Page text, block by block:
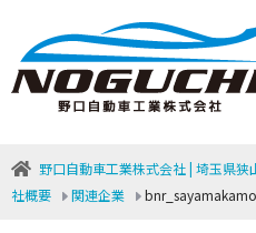
野口自動車工業株式会社 | 埼玉県
社概要
関連企業